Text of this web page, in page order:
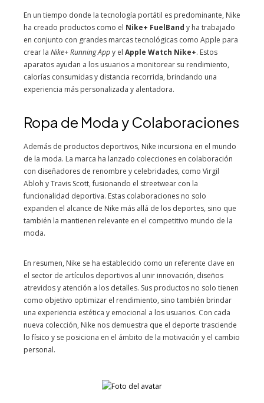
En un tiempo donde la tecnología portátil es predominante, Nike
ha creado productos como el Nike+ FuelBand y ha trabajado
en conjunto con grandes marcas tecnológicas como Apple para
crear la Nike+ Running Appy el Apple Watch Nike+. Estos
aparatos ayudan a los usuarios a monitorear su rendimiento,
calorías consumidas y distancia recorrida, brindando una
experiencia más personalizada y alentadora.
Ropa de Moda y Colaboraciones
Además de productos deportivos, Nike incursiona en el mundo
de la moda. La marca ha lanzado colecciones en colaboración
con diseñadores de renombre y celebridades, como Virgil
Abloh y Travis Scott, fusionando el streetwear con la
funcionalidad deportiva. Estas colaboraciones no solo
expanden el alcance de Nike más allá de los deportes, sino que
también la mantienen relevante en el competitivo mundo de la
moda.
En resumen, Nike se ha establecido como un referente clave en
el sector de artículos deportivos al unir innovación, diseños
atrevidos y atención a los detalles. Sus productos no solo tienen
como objetivo optimizar el rendimiento, sino también brindar
una experiencia estética y emocional a los usuarios. Con cada
nueva colección, Nike nos demuestra que el deporte trasciende
lo físico y se posiciona en el ámbito de la motivación y el cambio
personal.